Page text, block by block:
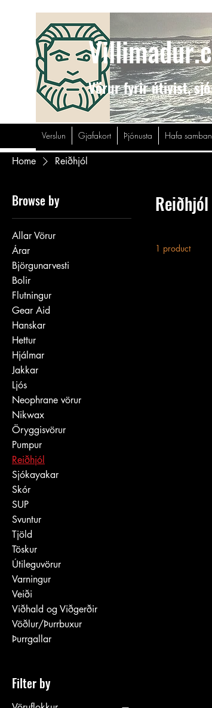
Vörur fyrir útivist,
Verslun Gjafakort Þjónusta Hafa
Home Reiðhjól
Browse by
Allar Vörur
Árar
Björgunarvesti
Bolir
Flutningur
Gear Aid
Hanskar
Hettur
Hjálmar
Jakkar
Ljós
Neophrane vörur
Nikwax
Öryggisvörur
Pumpur
Reiðhjól
Sjókayakar
Skór
SUP
Svuntur
Tjöld
Töskur
Útileguvörur
Varningur
Veiði
Viðhald og Viðgerðir
Vöðlur/Þurrbuxur
Þurrgallar
Filter by
Reiðhjól
1 product